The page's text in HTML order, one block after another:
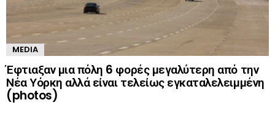
MEDIA
Έφτιαξαν μια πόλη 6 φορές μεγαλύτερη από την
Νέα Υόρκη αλλά είναι τελείως εγκαταλελειμμένη
(photos)